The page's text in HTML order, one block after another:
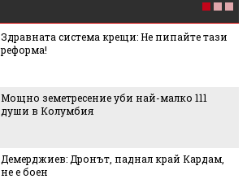
Здравната система крещи: Не пипайте тази
реформа!
Мощно земетресение уби най-малко 111
души в Колумбия
Демерджиев: Дронът, паднал край Кардам,
не е боен